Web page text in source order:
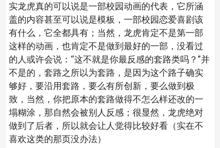
实龙虎真的可以说是一部校园动画的代表，它所涵
盖的内容甚至可以说是模板，一部校园恋爱喜剧该
有什么，它全都具有；当然，龙虎肯定不是第一部
这样的动画，也肯定不是做到最好的一部，没看过
的人或许会说：“这不就是你最反感的套路类吗？”并
不是的，套路之所以为套路，是因为这个路子确实
够好，要沿用套路，要么有所创新，要么做到极
致，当然，你把原本的套路做得不怎么样还改的一
塌糊涂，那自然会被别人反感；很显然，龙虎绝对
做到了后者，所以就会让人觉得比较好看（实在不
喜欢这类的那页没办法）